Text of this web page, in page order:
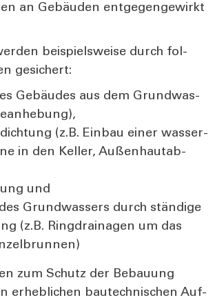
an Gebäu­den ent­ge­gen­ge­wirkt
bei­spiels­wei­se durch fol­
gesi­chert:
Gebäu­des aus dem Grund­was­
(z.B. Ein­bau einer was­ser­
in den Kel­ler, Außen­haut­ab­
und
Grund­was­sers durch stän­di­ge
(z.B. Ring­drai­na­gen um das
zum Schutz der Bebau­ung
erheb­li­chen bau­tech­ni­schen Auf­